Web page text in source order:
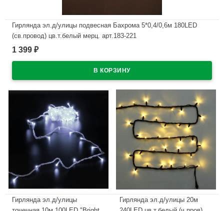
Гирлянда эл.д/улицы подвесная Бахрома 5*0,4/0,6м 180LED
(св.провод) цв.т.белый мерц. арт.183-221
В наличии
1 399 ₽
Гирлянда эл.д/улицы
Гирлянда эл.д/улицы 20м